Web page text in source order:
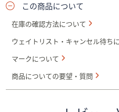
この商品について
在庫の確認方法について
ウェイトリスト・キャンセル待ち
マークについて
商品についての要望・質問